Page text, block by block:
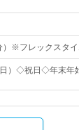
）※フレックスタ
）◇祝日◇年末年